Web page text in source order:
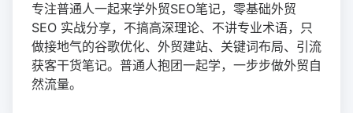
专注普通人一起来学外贸SEO笔记，零基础外贸
SEO 实战分享，不搞高深理论、不讲专业术语，只
做接地气的谷歌优化、外贸建站、关键词布局、引流
获客干货笔记。普通人抱团一起学，一步步做外贸自
然流量。